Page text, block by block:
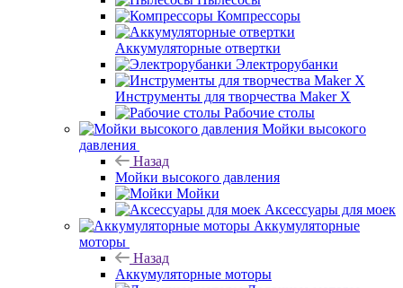
Компрессоры
Аккумуляторные отвертки
Электрорубанки
Инструменты для творчества Maker X
Рабочие столы
Мойки высокого
давления
Назад
Мойки высокого давления
Мойки
Аксессуары для моек
Аккумуляторные
моторы
Назад
Аккумуляторные моторы